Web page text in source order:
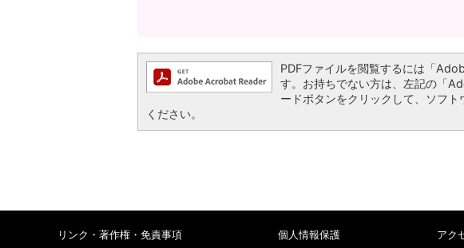
PDFファイルを閲覧するには「
す。お持ちでない方は、左記の「
ードボタンをクリックして、ソフ
ください。
リンク・著作権・免責事項 個人情報保護 アク